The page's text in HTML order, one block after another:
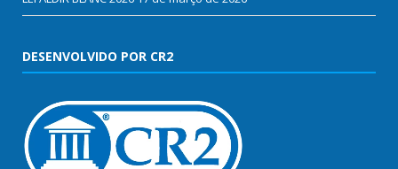
DESENVOLVIDO POR CR2